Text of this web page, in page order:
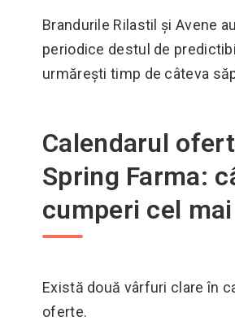
Brandurile Rilastil și Avene
periodice destul de
urmărești timp de câteva
Calendarul
Spring Farma:
cumperi cel
Există două vârfuri clare în
oferte.